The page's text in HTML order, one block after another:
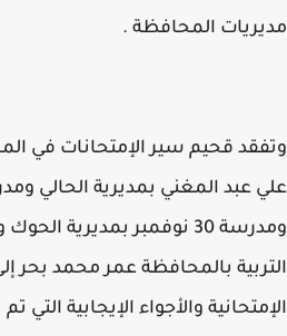
المحافظة .
قحيم سير الإمتحانات في
عبد المغني بمديرية الحالي
ومدرسة 30 نوفمبر بمديرية
بالمحافظة عمر محمد بحر
والأجواء الإيجابية التي تم